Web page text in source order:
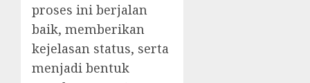
proses ini berjalan
baik, memberikan
kejelasan status, serta
menjadi bentuk